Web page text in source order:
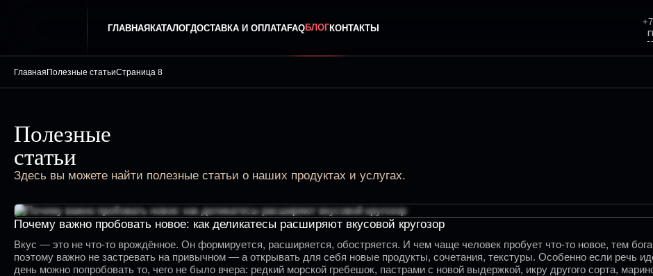
ГЛАВНАЯКАТАЛОГДОСТАВКА И ОПЛАТАFAQБЛОГКОНТАКТЫ
ГлавнаяПолезные статьиСтраница 8
Полезные
статьи
Здесь вы можете найти полезные статьи о наших продуктах и услугах.
Почему важно пробовать новое: как деликатесы расширяют вкусовой кругозор
Вкус — это не что-то врождённое. Он формируется, расширяется, обостряется. И чем чаще человек пробует что-то новое, тем
поэтому важно не застревать на привычном — а открывать для себя новые продукты, сочетания, текстуры. Особенно если речь
день можно попробовать то, чего не было вчера: редкий морской гребешок, пастрами с новой выдержкой, икру другого сорта,